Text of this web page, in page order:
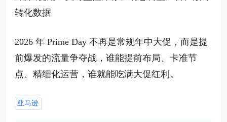
转化数据
2026 年 Prime Day 不再是常规年中大促，而是提
前爆发的流量争夺战，谁能提前布局、卡准节
点、精细化运营，谁就能吃满大促红利。
亚马逊